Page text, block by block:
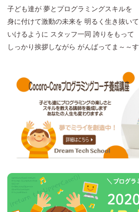
子ども達が 夢とプログラミングスキルを
身に付けて激動の未来を 明るく生き抜いて
いけるように スタッフ一同 誇りをもって
しっかり挨拶しながら がんばってま～～す